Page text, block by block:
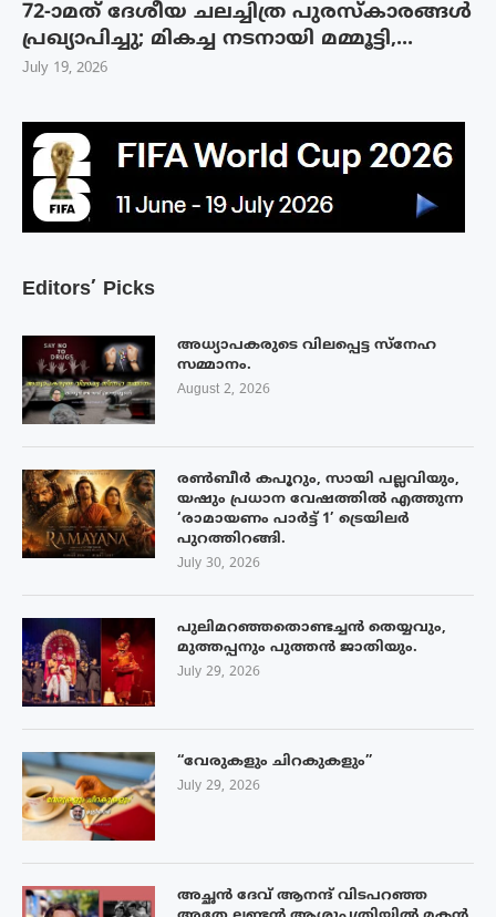
Editors’ Picks
അധ്യാപകരുടെ വിലപ്പെട്ട സ്നേഹ
സമ്മാനം.
August 2, 2026
രൺബീർ കപൂറും, സായി പല്ലവിയും,
യഷും പ്രധാന വേഷത്തിൽ എത്തുന്ന
‘രാമായണം പാർട്ട് 1’ ട്രെയിലർ
പുറത്തിറങ്ങി.
July 30, 2026
പുലിമറഞ്ഞതൊണ്ടച്ചൻ തെയ്യവും,
മുത്തപ്പനും പുത്തൻ ജാതിയും.
July 29, 2026
“വേരുകളും ചിറകുകളും”
July 29, 2026
അച്ഛൻ ദേവ് ആനന്ദ് വിടപറഞ്ഞ
72-ാമത് ദേശീയ ചലച്ചിത്ര പുരസ്‌കാരങ്ങള്‍
പ്രഖ്യാപിച്ചു; മികച്ച നടനായി മമ്മൂട്ടി,...
July 19, 2026